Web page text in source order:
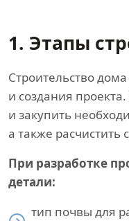
1. Этапы
Строительство
и создания
и закупить
а также расчистить
При разработке
детали:
тип почвы для